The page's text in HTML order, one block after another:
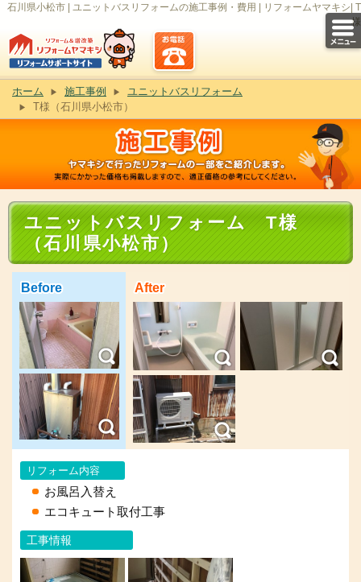
石川県小松市 | ユニットバスリフォームの施工事例・費用 | リフォームヤマキシ| T
様
ホーム 施工事例
ユニットバスリフォーム
T様（石川県小松市）
ユニットバスリフォーム T様
（石川県小松市）
Before After
リフォーム内容
お風呂入替え
エコキュート取付工事
工事情報